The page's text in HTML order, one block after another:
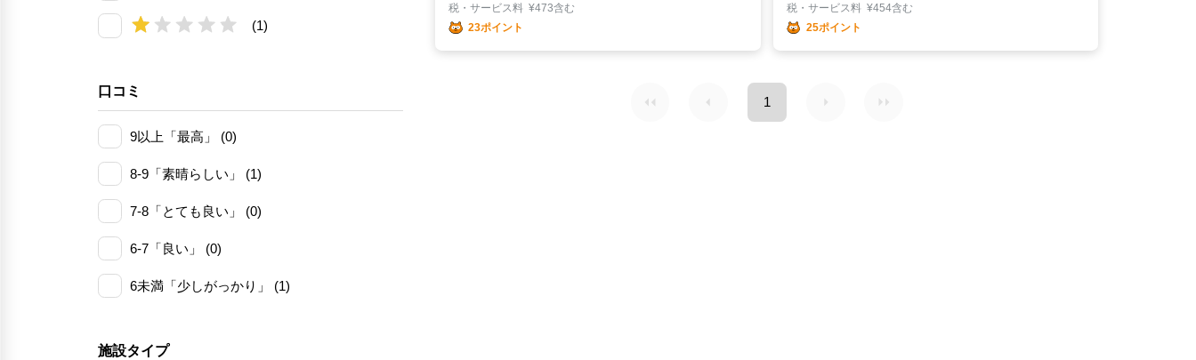
(1)
口コミ
9以上「最高」 (0)
8-9「素晴らしい」 (1)
7-8「とても良い」 (0)
6-7「良い」 (0)
6未満「少しがっかり」 (1)
施設タイプ
税・サービス料 ¥473含む
23ポイント
税・サービス料 ¥454含む
25ポイント
1